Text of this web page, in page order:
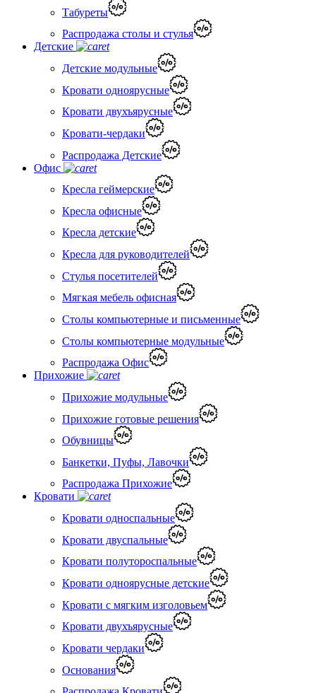
Табуреты
Распродажа столы и стулья
Детские
Детские модульные
Кровати одноярусные
Кровати двухъярусные
Кровати-чердаки
Распродажа Детские
Офис
Кресла геймерские
Кресла офисные
Кресла детские
Кресла для руководителей
Стулья посетителей
Мягкая мебель офисная
Столы компьютерные и письменные
Столы компьютерные модульные
Распродажа Офис
Прихожие
Прихожие модульные
Прихожие готовые решения
Обувницы
Банкетки, Пуфы, Лавочки
Распродажа Прихожие
Кровати
Кровати односпальные
Кровати двуспальные
Кровати полутороспальные
Кровати одноярусные детские
Кровати с мягким изголовьем
Кровати двухъярусные
Кровати чердаки
Основания